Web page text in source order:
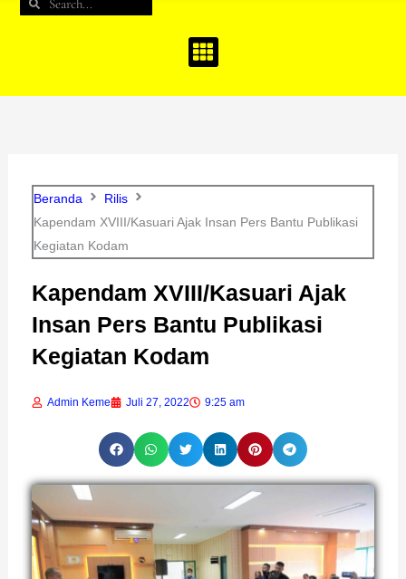
Beranda
Rilis
Kapendam XVIII/Kasuari Ajak Insan Pers Bantu Publikasi
Kegiatan Kodam
Kapendam XVIII/Kasuari Ajak
Insan Pers Bantu Publikasi
Kegiatan Kodam
Admin Keme Juli 27, 2022 9:25 am